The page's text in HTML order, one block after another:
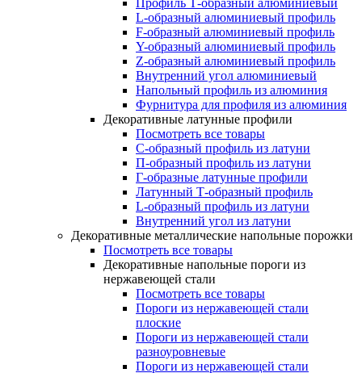
Профиль Т-образный алюминиевый
L-образный алюминиевый профиль
F-образный алюминиевый профиль
Y-образный алюминиевый профиль
Z-образный алюминиевый профиль
Внутренний угол алюминиевый
Напольный профиль из алюминия
Фурнитура для профиля из алюминия
Декоративные латунные профили
Посмотреть все товары
C-образный профиль из латуни
П-образный профиль из латуни
Г-образные латунные профили
Латунный Т-образный профиль
L-образный профиль из латуни
Внутренний угол из латуни
Декоративные металлические напольные порожки
Посмотреть все товары
Декоративные напольные пороги из
нержавеющей стали
Посмотреть все товары
Пороги из нержавеющей стали
плоские
Пороги из нержавеющей стали
разноуровневые
Пороги из нержавеющей стали